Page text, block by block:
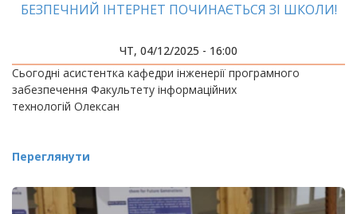
БЕЗПЕЧНИЙ ІНТЕРНЕТ ПОЧИНАЄТЬСЯ ЗІ ШКОЛИ!
ЧТ, 04/12/2025 - 16:00
Сьогодні асистентка кафедри інженерії програмного
забезпечення Факультету інформаційних
технологій Олексан
Переглянути